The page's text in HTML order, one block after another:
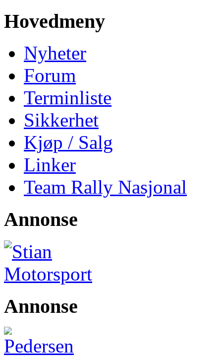
Hovedmeny
Nyheter
Forum
Terminliste
Sikkerhet
Kjøp / Salg
Linker
Team Rally Nasjonal
Annonse
Annonse